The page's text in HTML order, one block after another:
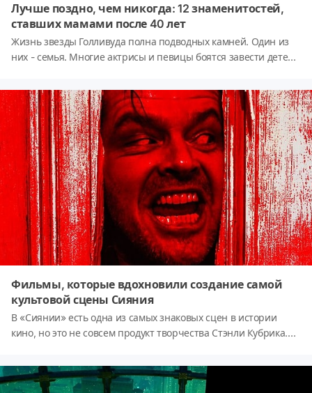
Лучше поздно, чем никогда: 12 знаменитостей,
ставших мамами после 40 лет
Жизнь звезды Голливуда полна подводных камней. Один из
них - семья. Многие актрисы и певицы боятся завести детей
специально откладывают рождение детей на потом, пытаясь
заработать больше денег. Поэтому позднее материнство в
Голливуде - вещь вполне обычная.Перед вами 12
знаменитостей, которые стали мамами после 40!
Фильмы, которые вдохновили создание самой
культовой сцены Сияния
В «Сиянии» есть одна из самых знаковых сцен в истории
кино, но это не совсем продукт творчества Стэнли Кубрика.
самых знаковых сцен в истории кино, но на самом деле она
была вдохновлена ​​двумя фильмами. Произведения Стивена